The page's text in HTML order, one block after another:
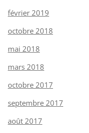
février 2019
octobre 2018
mai 2018
mars 2018
octobre 2017
septembre 2017
août 2017